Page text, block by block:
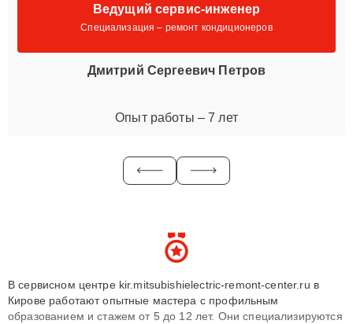
Ведущий сервис-инженер
Специализация – ремонт кондиционеров
Дмитрий Сергеевич Петров
Опыт работы – 7 лет
В сервисном центре kir.mitsubishielectric-remont-center.ru в
Кирове работают опытные мастера с профильным
образованием и стажем от 5 до 12 лет. Они специализируются